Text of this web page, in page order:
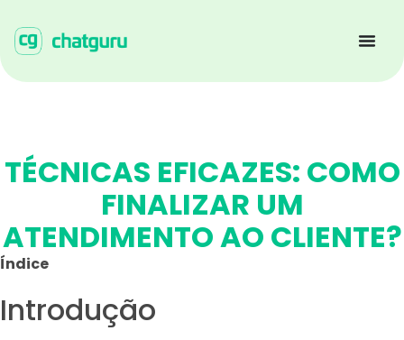
TÉCNICAS EFICAZES: COMO
FINALIZAR UM
ATENDIMENTO AO CLIENTE?
Índice
Introdução